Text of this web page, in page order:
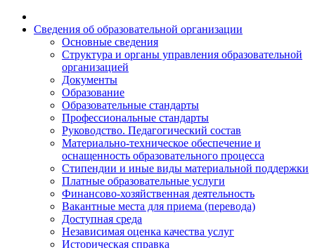
Сведения об образовательной организации
Основные сведения
Структура и органы управления образовательной
организацией
Документы
Образование
Образовательные стандарты
Профессиональные стандарты
Руководство. Педагогический состав
Материально-техническое обеспечение и
оснащенность образовательного процесса
Стипендии и иные виды материальной поддержки
Платные образовательные услуги
Финансово-хозяйственная деятельность
Вакантные места для приема (перевода)
Доступная среда
Независимая оценка качества услуг
Историческая справка